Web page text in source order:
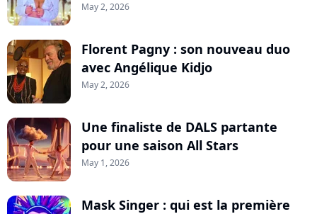
May 2, 2026
Florent Pagny : son nouveau duo
avec Angélique Kidjo
May 2, 2026
Une finaliste de DALS partante
pour une saison All Stars
May 1, 2026
Mask Singer : qui est la première